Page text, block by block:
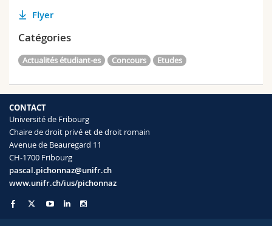
Flyer
Catégories
Actualités étudiant-es Concours Etudes
CONTACT
Université de Fribourg
Chaire de droit privé et de droit romain
Avenue de Beauregard 11
CH-1700 Fribourg
pascal.pichonnaz@unifr.ch
www.unifr.ch/ius/pichonnaz